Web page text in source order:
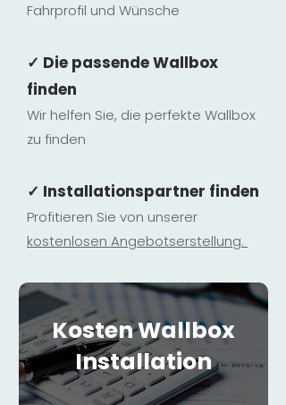
Fahrprofil und Wünsche
✓ Die passende Wallbox
finden
Wir helfen Sie, die perfekte Wallbox
zu finden
✓ Installationspartner finden
Profitieren Sie von unserer
kostenlosen Angebotserstellung.
Kosten Wallbox
Installation